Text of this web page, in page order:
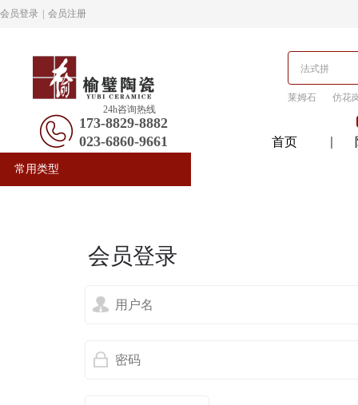
莱姆石
仿花
24h咨询热线
173-8829-8882
023-6860-9661
常用类型
首页
会员登录 会员注册
会员登录